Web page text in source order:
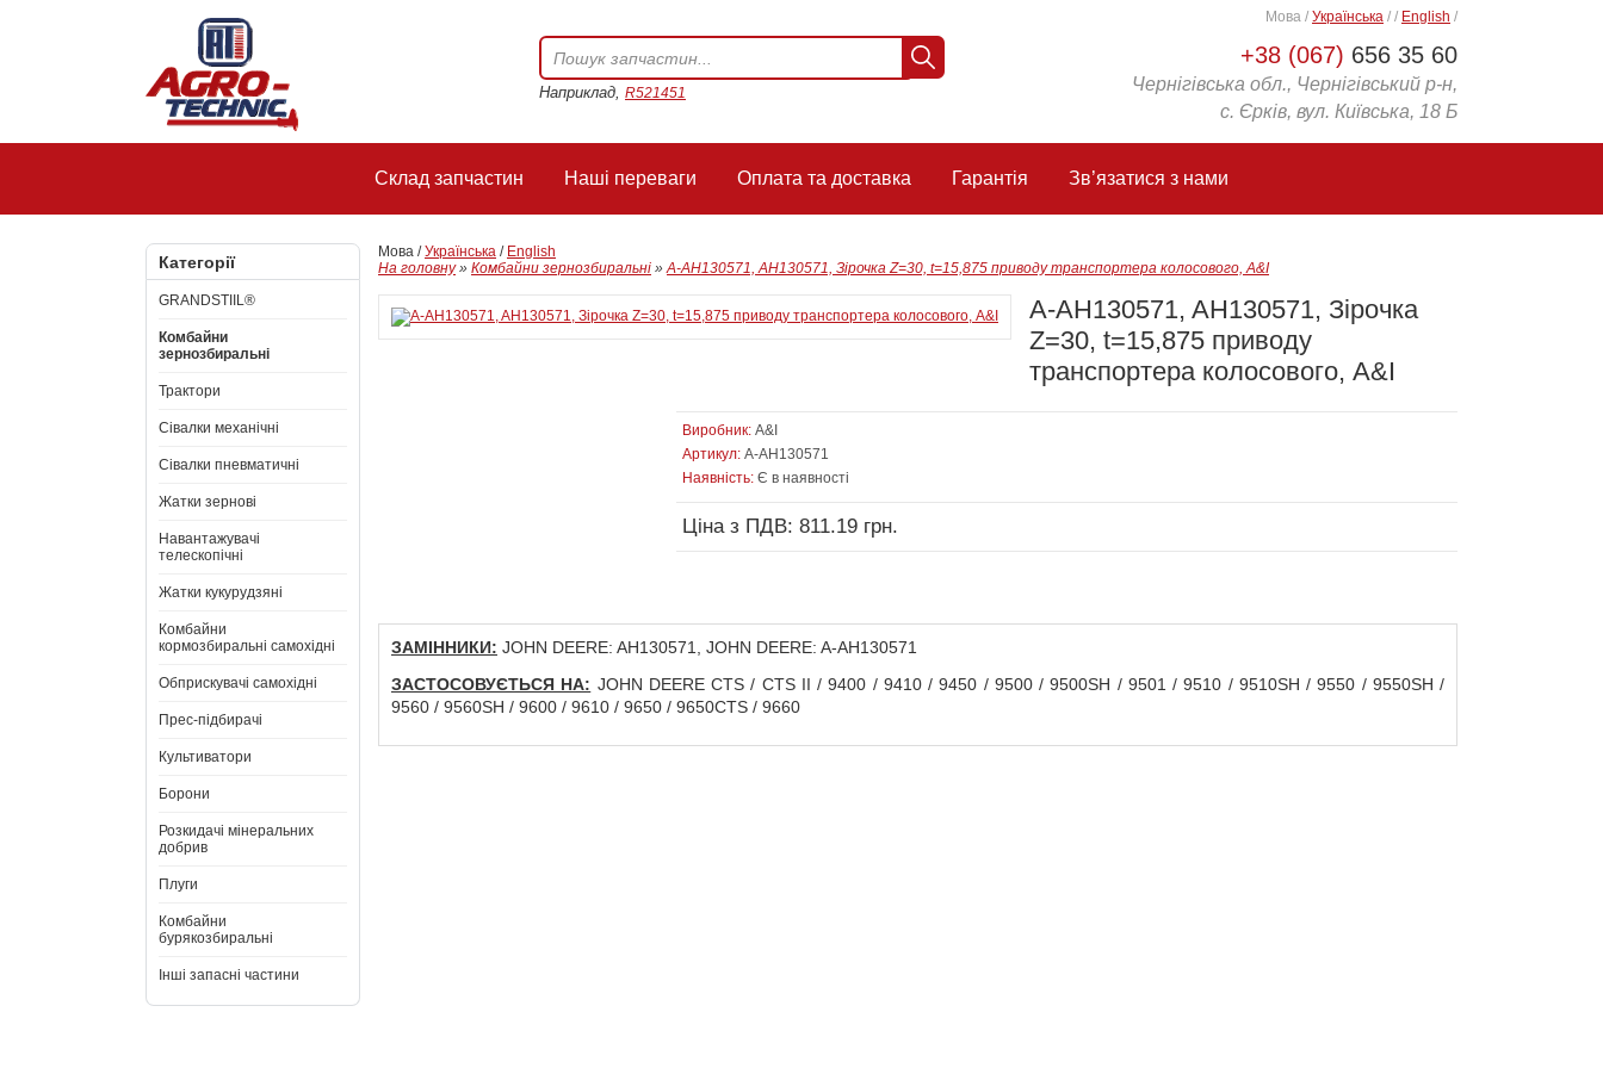
+38 (067) 656 35 60
Чернігівська обл., Чернігівський р-н,
с. Єрків, вул. Київська, 18 Б
Мова / Українська / / English /
Наприклад, R521451
Склад запчастин Наші переваги Оплата та доставка Гарантія Зв’язатися з нами
Категорії
GRANDSTIIL®
Комбайни
зернозбиральні
Трактори
Сівалки механічні
Сівалки пневматичні
Жатки зернові
Навантажувачі
телескопічні
Жатки кукурудзяні
Комбайни
кормозбиральні самохідні
Обприскувачі самохідні
Прес-підбирачі
Культиватори
Борони
Розкидачі мінеральних
добрив
Плуги
Комбайни
бурякозбиральні
Інші запасні частини
Мова /Українська / English
На головну» Комбайни зернозбиральні »A-AH130571, AH130571, Зірочка Z=30, t=15,875 приводу транспортера колосового, A&I
A-AH130571, AH130571, Зірочка
Z=30, t=15,875 приводу
транспортера колосового, A&I
Виробник: A&I
Артикул: A-AH130571
Наявність: Є в наявності
Ціна з ПДВ: 811.19 грн.
ЗАМІННИКИ: JOHN DEERE: AH130571, JOHN DEERE: A-AH130571
ЗАСТОСОВУЄТЬСЯ НА: JOHN DEERE CTS / CTS II / 9400 / 9410 / 9450 / 9500 / 9500SH / 9501 / 9510 / 9510SH / 9550 / 9550SH /
9560 / 9560SH / 9600 / 9610 / 9650 / 9650CTS / 9660